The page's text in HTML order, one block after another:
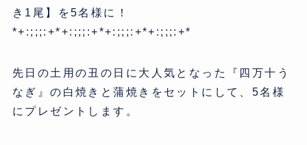
き1尾】を5名様に！
*+:;;;:+*+:;;;:+*+:;;;:+*+:;;;:+*
先日の土用の丑の日に大人気となった『四万十う
なぎ』の白焼きと蒲焼きをセットにして、5名様
にプレゼントします。